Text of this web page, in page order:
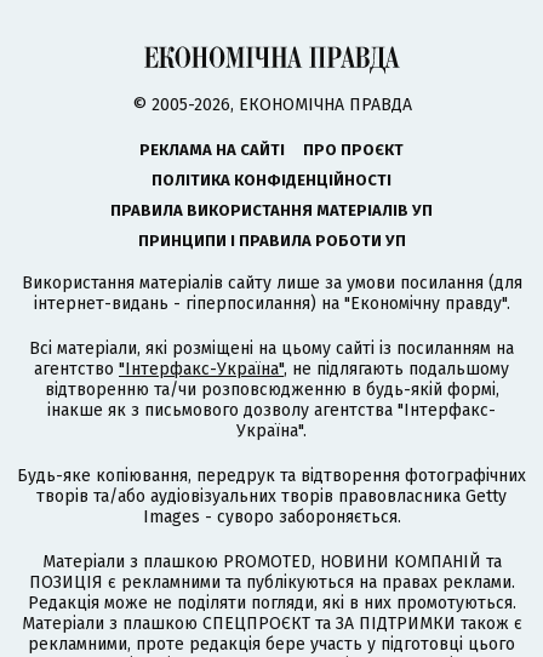
© 2005-2026, ЕКОНОМІЧНА ПРАВДА
РЕКЛАМА НА САЙТІ
ПРО ПРОЄКТ
ПОЛІТИКА КОНФІДЕНЦІЙНОСТІ
ПРАВИЛА ВИКОРИСТАННЯ МАТЕРІАЛІВ УП
ПРИНЦИПИ І ПРАВИЛА РОБОТИ УП
Використання матеріалів сайту лише за умови посилання (для
інтернет-видань - гіперпосилання) на "Економічну правду".
Всі матеріали, які розміщені на цьому сайті із посиланням на
агентство "Інтерфакс-Україна", не підлягають подальшому
відтворенню та/чи розповсюдженню в будь-якій формі,
інакше як з письмового дозволу агентства "Інтерфакс-
Україна".
Будь-яке копіювання, передрук та відтворення фотографічних
творів та/або аудіовізуальних творів правовласника Getty
Images - суворо забороняється.
Матеріали з плашкою PROMOTED, НОВИНИ КОМПАНІЙ та
ПОЗИЦІЯ є рекламними та публікуються на правах реклами.
Редакція може не поділяти погляди, які в них промотуються.
Матеріали з плашкою СПЕЦПРОЄКТ та ЗА ПІДТРИМКИ також є
рекламними, проте редакція бере участь у підготовці цього